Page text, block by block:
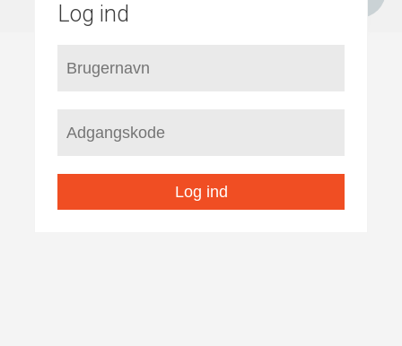
Log ind
Log ind